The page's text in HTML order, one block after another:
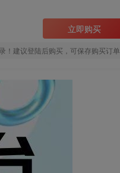
立即购买
！建议登陆后购买，可保存购买订单